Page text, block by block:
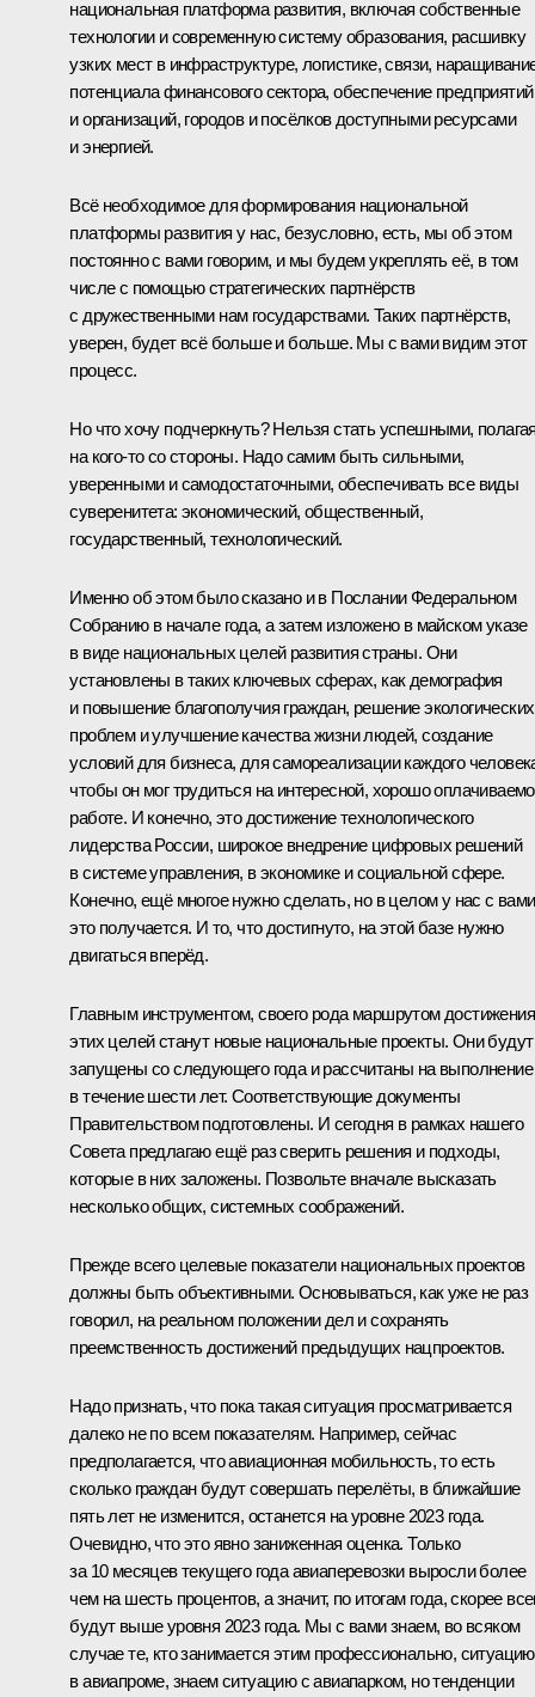
национальная платформа развития, включая собственные
технологии и современную систему образования, расшивку
узких мест в инфраструктуре, логистике, связи,
потенциала финансового сектора, обеспечение предприятий
и организаций, городов и посёлков доступными ресурсами
и энергией.
Всё необходимое для формирования национальной
платформы развития у нас, безусловно, есть, мы об этом
постоянно с вами говорим, и мы будем укреплять её, в том
числе с помощью стратегических партнёрств
с дружественными нам государствами. Таких партнёрств,
уверен, будет всё больше и больше. Мы с вами видим этот
процесс.
Но что хочу подчеркнуть? Нельзя стать успешными,
на кого-то со стороны. Надо самим быть сильными,
уверенными и самодостаточными, обеспечивать все виды
суверенитета: экономический, общественный,
государственный, технологический.
Именно об этом было сказано и в Послании Федеральном
Собранию в начале года, а затем изложено в майском указе
в виде национальных целей развития страны. Они
установлены в таких ключевых сферах, как демография
и повышение благополучия граждан, решение экологических
проблем и улучшение качества жизни людей, создание
условий для бизнеса, для самореализации каждого
чтобы он мог трудиться на интересной, хорошо
работе. И конечно, это достижение технологического
лидерства России, широкое внедрение цифровых решений
в системе управления, в экономике и социальной сфере.
Конечно, ещё многое нужно сделать, но в целом у нас с вами
это получается. И то, что достигнуто, на этой базе нужно
двигаться вперёд.
Главным инструментом, своего рода маршрутом достижения
этих целей станут новые национальные проекты. Они будут
запущены со следующего года и рассчитаны на выполнение
в течение шести лет. Соответствующие документы
Правительством подготовлены. И сегодня в рамках нашего
Совета предлагаю ещё раз сверить решения и подходы,
которые в них заложены. Позвольте вначале высказать
несколько общих, системных соображений.
Прежде всего целевые показатели национальных проектов
должны быть объективными. Основываться, как уже не раз
говорил, на реальном положении дел и сохранять
преемственность достижений предыдущих нацпроектов.
Надо признать, что пока такая ситуация просматривается
далеко не по всем показателям. Например, сейчас
предполагается, что авиационная мобильность, то есть
сколько граждан будут совершать перелёты, в ближайшие
пять лет не изменится, останется на уровне 2023 года.
Очевидно, что это явно заниженная оценка. Только
за 10 месяцев текущего года авиаперевозки выросли более
чем на шесть процентов, а значит, по итогам года, скорее
будут выше уровня 2023 года. Мы с вами знаем, во всяком
случае те, кто занимается этим профессионально, ситуацию
в авиапроме, знаем ситуацию с авиапарком, но тенденции